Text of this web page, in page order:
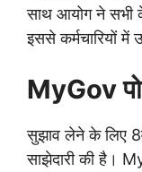
साथ आयोग ने सभी
इससे कर्मचारियों में
MyGov
सुझाव लेने के लिए
साझेदारी की है।